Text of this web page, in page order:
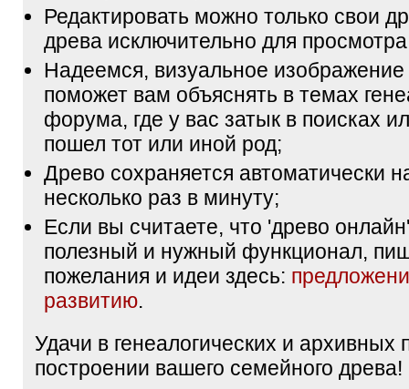
Редактировать можно только свои
древа исключительно для
Надеемся, визуальное
поможет вам объяснять в темах
форума, где у вас затык в поисках
пошел тот или иной род;
Древо сохраняется автоматически
несколько раз в минуту;
Если вы считаете, что 'древо
полезный и нужный функционал,
пожелания и идеи здесь:
развитию.
Удачи в генеалогических и архивных
построении вашего семейного древа!